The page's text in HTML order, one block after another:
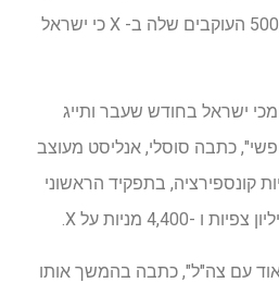
סוסלי החלה להציע לה 500,000 העוקבים שלה ב- X כי ישראל
ישראל בחודש שעבר ותייג
כתבה סוסלי, אנליסט מעוצב
קונספירציה, בתפקיד הראשוני
עם צה"ל", כתבה בהמשך אותו